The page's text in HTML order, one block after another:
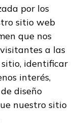
por los
sitio web
que nos
a las
sitio, identificar
interés,
diseño
nuestro sitio